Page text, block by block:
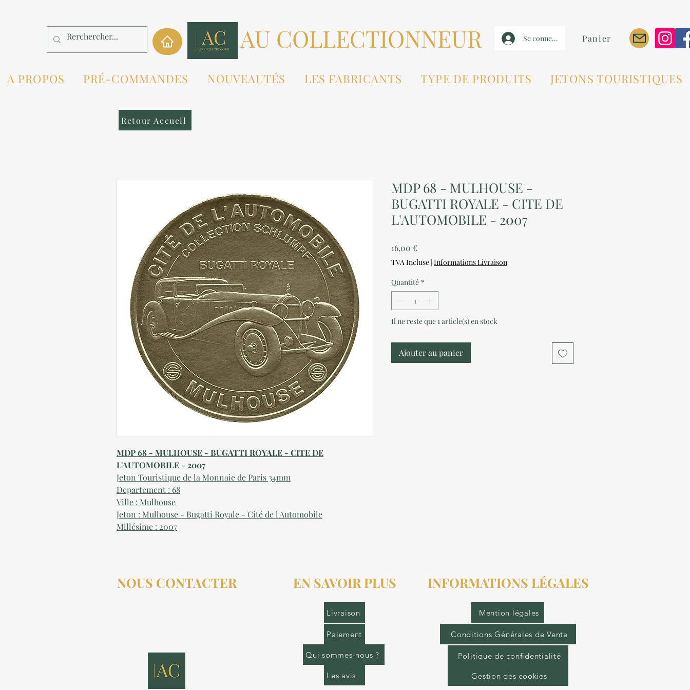
AU COLLECTIONNEUR Se connecter Panier
A PROPOS PRÉ-COMMANDES NOUVEAUTÉS LES FABRICANTS TYPE DE PRODUITS JETONS TOURISTIQUES
MDP 68 - MULHOUSE - BUGATTI ROYALE - CITE DE
L'AUTOMOBILE - 2007
Jeton Touristique de la Monnaie de Paris 34mm
Departement : 68
Ville : Mulhouse
Jeton : Mulhouse - Bugatti Royale - Cité de l'Automobile
Millésime : 2007
MDP 68 - MULHOUSE -
BUGATTI ROYALE - CITE DE
L'AUTOMOBILE - 2007
16,00 €Prix
TVA Incluse | Informations Livraison
Quantité *
Il ne reste que 1 article(s) en stock
Ajouter au panier
Retour Accueil
NOUS CONTACTER EN SAVOIR PLUS
Livraison
Paiement
Qui sommes-nous ?
Les avis
INFORMATIONS LÉGALES
Mention légales
Conditions Générales de Vente
Politique de confidentialité
Gestion des cookies